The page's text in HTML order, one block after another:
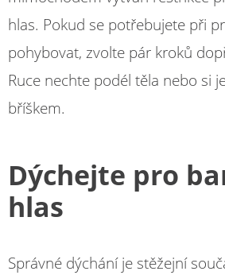
hlas. Pokud se potřebujete při
pohybovat, zvolte pár kroků
Ruce nechte podél těla nebo si
bříškem.
Dýchejte pro
hlas
Správné dýchání je stěžejní